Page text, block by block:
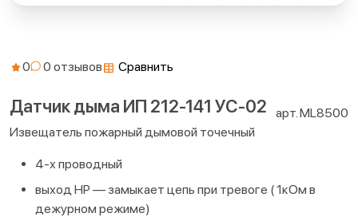
0 Сравнить
Датчик дыма ИП 212-141 УС-02
арт. ML8500
Извещатель пожарный дымовой точечный
4-х проводный
выход НР — замыкает цепь при тревоге ( 1кОм в
дежурном режиме)